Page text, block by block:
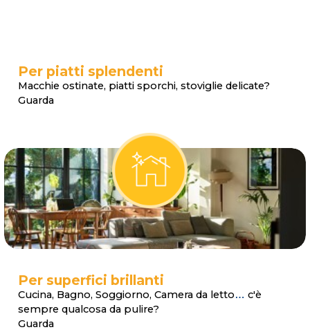
Per piatti splendenti
Macchie ostinate, piatti sporchi, stoviglie delicate?
Guarda
Per superfici brillanti
Cucina, Bagno, Soggiorno, Camera da letto… c'è
sempre qualcosa da pulire?
Guarda